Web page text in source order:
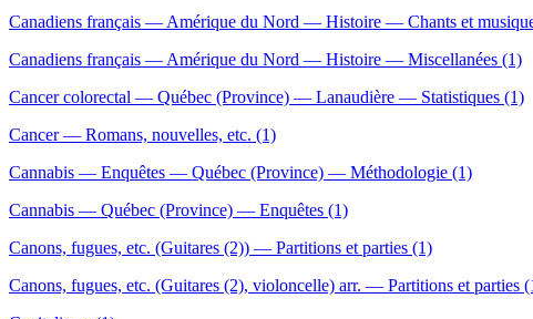
Canadiens français — Amérique du Nord — Histoire — Chants et
Canadiens français — Amérique du Nord — Histoire — Miscellanées (1)
Cancer colorectal — Québec (Province) — Lanaudière — Statistiques (1)
Cancer — Romans, nouvelles, etc. (1)
Cannabis — Enquêtes — Québec (Province) — Méthodologie (1)
Cannabis — Québec (Province) — Enquêtes (1)
Canons, fugues, etc. (Guitares (2)) — Partitions et parties (1)
Canons, fugues, etc. (Guitares (2), violoncelle) arr. — Partitions et parties